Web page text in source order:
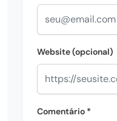
Website (opcional)
Comentário *